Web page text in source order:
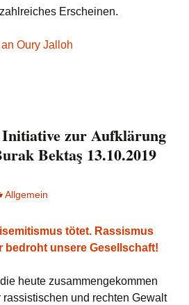
Erscheinen.
Oury Jalloh
zur Aufklärung
Bektaş 13.10.2019
Allgemein
tötet. Rassismus
bedroht unsere Gesellschaft!
heute zusammengekommen
rassistischen und rechten Gewalt